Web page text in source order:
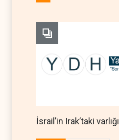
İsrail’in Irak’taki varlığı